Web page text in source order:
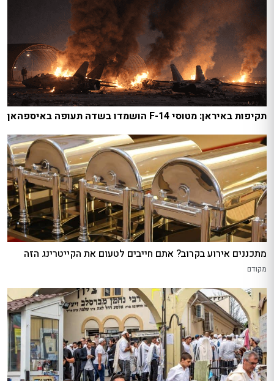
תקיפות באיראן: מטוסי F-14 הושמדו בשדה תעופה באיספהאן
מתכננים אירוע בקרוב? אתם חייבים לטעום את הקייטרינג הזה
מקודם